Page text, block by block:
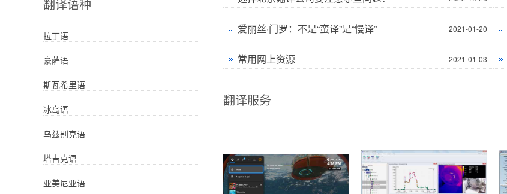
翻译语种
拉丁语
豪萨语
斯瓦希里语
冰岛语
乌兹别克语
塔吉克语
亚美尼亚语
2021-01-20
爱丽丝·门罗：不是“蛮译”是“慢译”
2021-01-03
常用网上资源
翻译服务